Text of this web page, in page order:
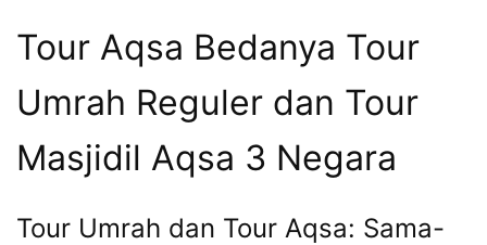
Tour Aqsa Bedanya Tour
Umrah Reguler dan Tour
Masjidil Aqsa 3 Negara
Tour Umrah dan Tour Aqsa: Sama-